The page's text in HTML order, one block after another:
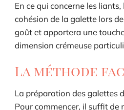
En ce qui concerne les
cohésion de la galette lors
goût et apportera une
dimension crémeuse
La méthode
La préparation des galettes
Pour commencer, il suffit de